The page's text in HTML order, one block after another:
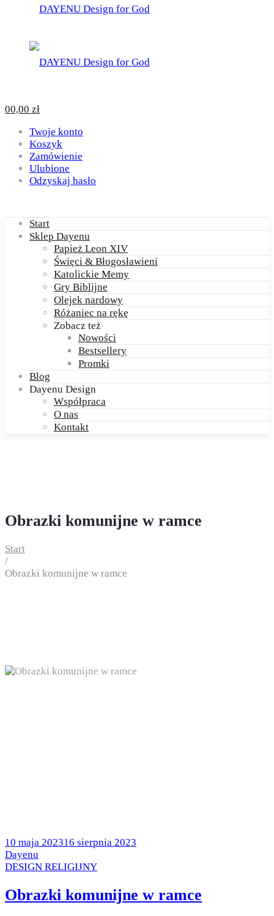
00,00 zł
Twoje konto
Koszyk
Zamówienie
Ulubione
Odzyskaj hasło
Start
Sklep Dayenu
Papież Leon XIV
Święci & Błogosławieni
Katolickie Memy
Gry Biblijne
Olejek nardowy
Różaniec na rękę
Zobacz też
Nowości
Bestsellery
Promki
Blog
Dayenu Design
Współpraca
O nas
Kontakt
Obrazki komunijne w ramce
Start
/
Obrazki komunijne w ramce
Posted
on
10 maja 202316 sierpnia 2023
by
Dayenu
Posted
DESIGN RELIGIJNY
Obrazki komunijne w ramce